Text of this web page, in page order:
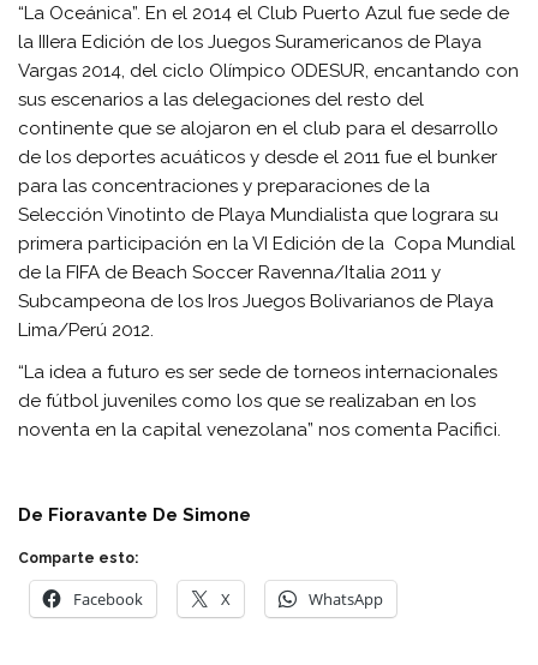
“La Oceánica”. En el 2014 el Club Puerto Azul fue sede de
la IIIera Edición de los Juegos Suramericanos de Playa
Vargas 2014, del ciclo Olímpico ODESUR, encantando con
sus escenarios a las delegaciones del resto del
continente que se alojaron en el club para el desarrollo
de los deportes acuáticos y desde el 2011 fue el bunker
para las concentraciones y preparaciones de la
Selección Vinotinto de Playa Mundialista que lograra su
primera participación en la VI Edición de la Copa Mundial
de la FIFA de Beach Soccer Ravenna/Italia 2011 y
Subcampeona de los Iros Juegos Bolivarianos de Playa
Lima/Perú 2012.
“La idea a futuro es ser sede de torneos internacionales
de fútbol juveniles como los que se realizaban en los
noventa en la capital venezolana” nos comenta Pacifici.
De Fioravante De Simone
Comparte esto:
Facebook X WhatsApp